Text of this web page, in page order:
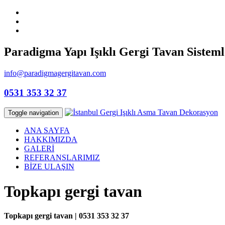
Paradigma Yapı Işıklı Gergi Tavan
info@paradigmagergitavan.com
0531 353 32 37
Toggle navigation
ANA SAYFA
HAKKIMIZDA
GALERİ
REFERANSLARIMIZ
BİZE ULAŞIN
Topkapı gergi tavan
Topkapı gergi tavan | 0531 353 32 37